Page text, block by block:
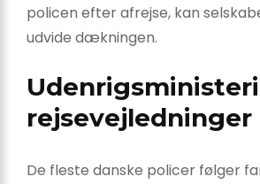
policen efter afrejse, kan
udvide dækningen.
rejsevejledninger
De fleste danske policer følger